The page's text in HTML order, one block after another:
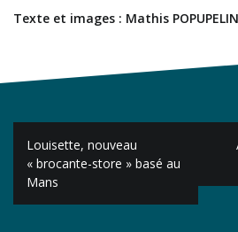
Texte et images : Mathis
Navigation
de
l’article
Louisette, nouveau
« brocante-store » basé au
Mans